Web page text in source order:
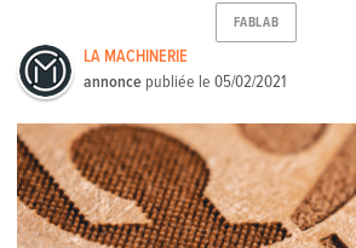
FABLAB
LA MACHINERIE
annonce publiée le05/02/2021